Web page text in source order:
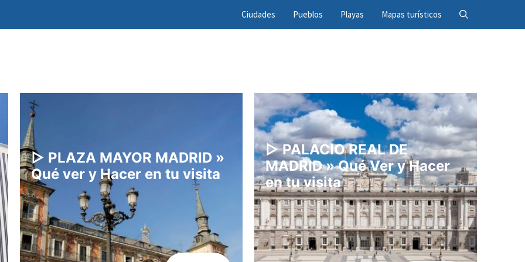
Ciudades Pueblos Playas Mapas turísticos
▷ PLAZA MAYOR MADRID »
Qué ver y Hacer en tu visita
▷ PALACIO REAL DE
MADRID » Qué Ver y Hacer
en tu visita